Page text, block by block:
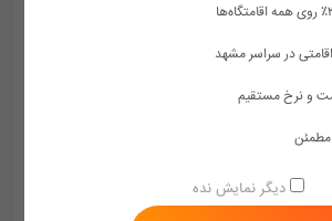
24 , کوچه مظفری
و نرخ مستقیم
مطمئن
دیگر نمایش نده